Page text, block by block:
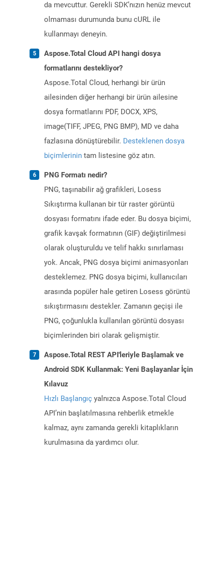
da mevcuttur. Gerekli SDK’nızın henüz mevcut
olmaması durumunda bunu cURL ile
kullanmayı deneyin.
Aspose.Total Cloud API hangi dosya
formatlarını destekliyor?
Aspose.Total Cloud, herhangi bir ürün
ailesinden diğer herhangi bir ürün ailesine
dosya formatlarını PDF, DOCX, XPS,
image(TIFF, JPEG, PNG BMP), MD ve daha
fazlasına dönüştürebilir. Desteklenen dosya
biçimlerinin tam listesine göz atın.
PNG Formatı nedir?
PNG, taşınabilir ağ grafikleri, Losess
Sıkıştırma kullanan bir tür raster görüntü
dosyası formatını ifade eder. Bu dosya biçimi,
grafik kavşak formatının (GIF) değiştirilmesi
olarak oluşturuldu ve telif hakkı sınırlaması
yok. Ancak, PNG dosya biçimi animasyonları
desteklemez. PNG dosya biçimi, kullanıcıları
arasında popüler hale getiren Losess görüntü
sıkıştırmasını destekler. Zamanın geçişi ile
PNG, çoğunlukla kullanılan görüntü dosyası
biçimlerinden biri olarak gelişmiştir.
Aspose.Total REST API'leriyle Başlamak ve
Android SDK Kullanmak: Yeni Başlayanlar İçin
Kılavuz
Hızlı Başlangıç yalnızca Aspose.Total Cloud
API’nin başlatılmasına rehberlik etmekle
kalmaz, aynı zamanda gerekli kitaplıkların
kurulmasına da yardımcı olur.